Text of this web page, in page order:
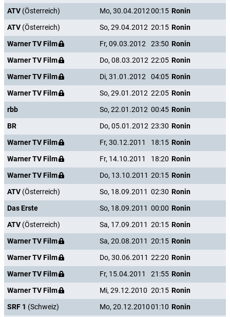
ATV (Österreich) Mo, 30.04.201200:15 Ronin
ATV (Österreich) So, 29.04.2012 20:15 Ronin
Warner TV Film
Fr, 09.03.2012 23:50 Ronin
Warner TV Film
Do, 08.03.2012 22:05 Ronin
Warner TV Film
Di, 31.01.2012 04:05 Ronin
Warner TV Film
So, 29.01.2012 22:05 Ronin
rbb
So, 22.01.2012 00:45 Ronin
BR
Do, 05.01.2012 23:30 Ronin
Warner TV Film
Fr, 30.12.2011 18:15 Ronin
Warner TV Film
Fr, 14.10.2011 18:20 Ronin
Warner TV Film
Do, 13.10.2011 20:15 Ronin
ATV (Österreich) So, 18.09.2011 02:30 Ronin
Das Erste
So, 18.09.2011 00:00 Ronin
ATV (Österreich) Sa, 17.09.2011 20:15 Ronin
Warner TV Film
Sa, 20.08.2011 20:15 Ronin
Warner TV Film
Do, 30.06.2011 22:20 Ronin
Warner TV Film
Fr, 15.04.2011 21:55 Ronin
Warner TV Film
Mi, 29.12.2010 20:15 Ronin
SRF 1 (Schweiz) Mo, 20.12.201001:10 Ronin